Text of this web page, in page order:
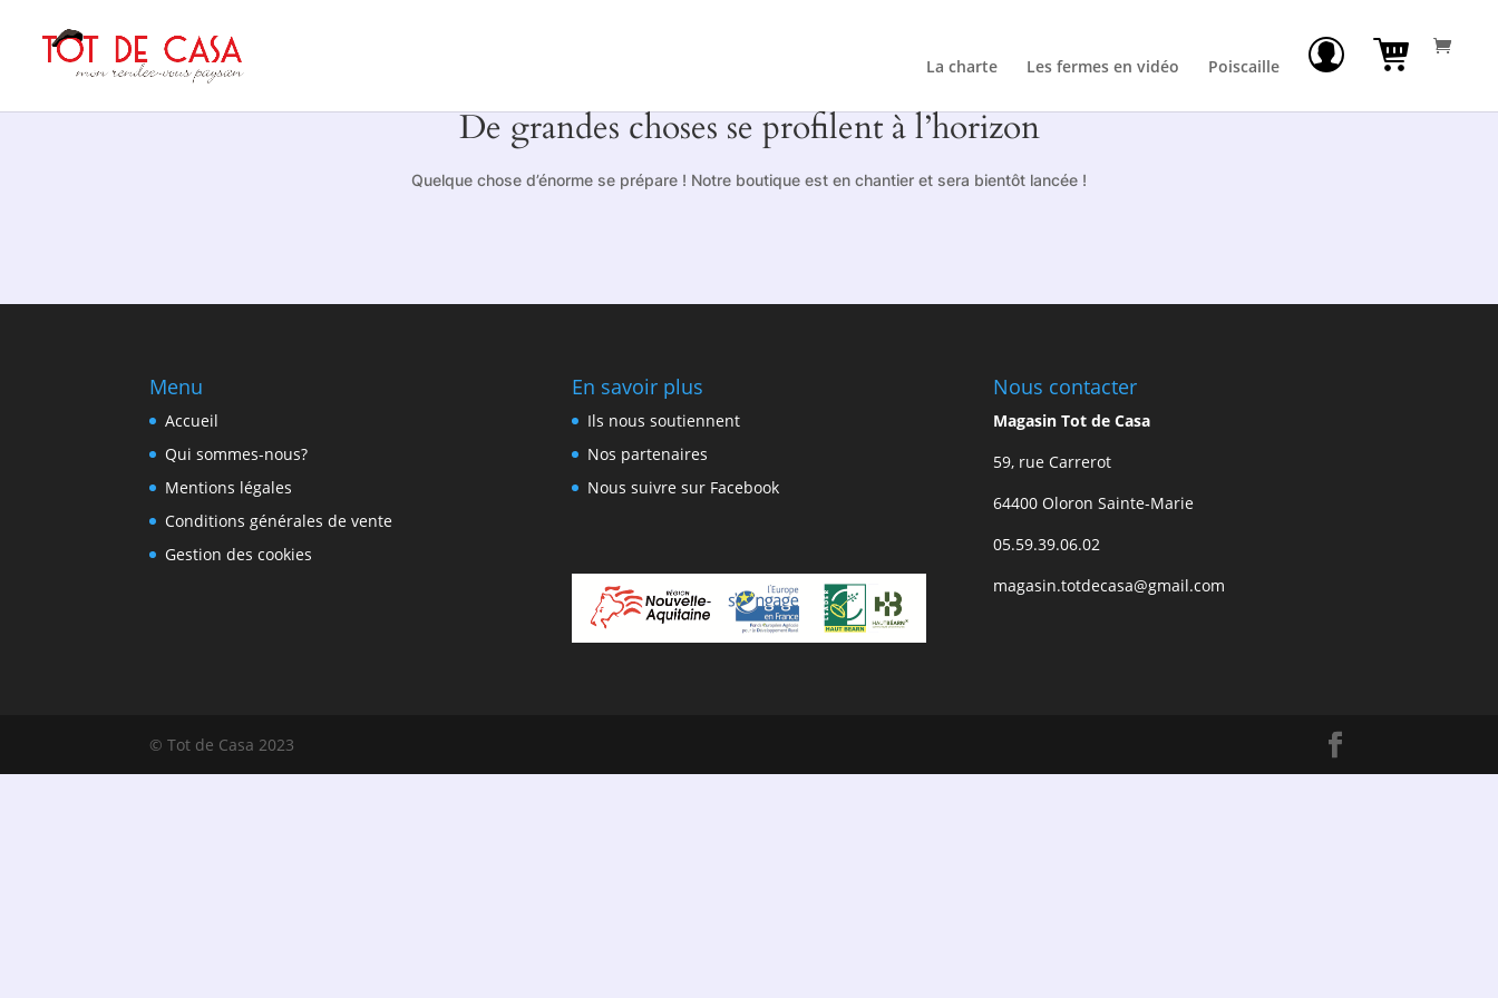
La charte Les fermes en vidéo Poiscaille
De grandes choses se profilent à l’horizon
Quelque chose d’énorme se prépare ! Notre boutique est en chantier et sera bientôt lancée !
Menu
Accueil
Qui sommes-nous?
Mentions légales
Conditions générales de vente
Gestion des cookies
En savoir plus
Ils nous soutiennent
Nos partenaires
Nous suivre sur Facebook
Nous contacter
Magasin Tot de Casa
59, rue Carrerot
64400 Oloron Sainte-Marie
05.59.39.06.02
magasin.totdecasa@gmail.com
© Tot de Casa 2023